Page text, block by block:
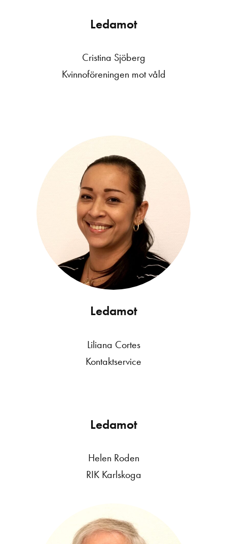
Ledamot
Cristina Sjöberg
Kvinnoföreningen mot våld
Ledamot
Liliana Cortes
Kontaktservice
Ledamot
Helen Roden
RIK Karlskoga